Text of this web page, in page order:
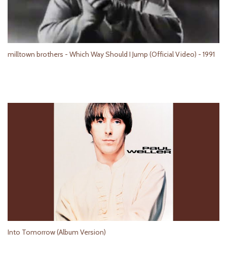
milltown brothers - Which Way Should I Jump (Official Video) - 1991
Into Tomorrow (Album Version)